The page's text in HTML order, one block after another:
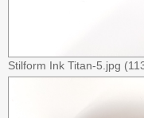
Stilform Ink Titan-5.jpg